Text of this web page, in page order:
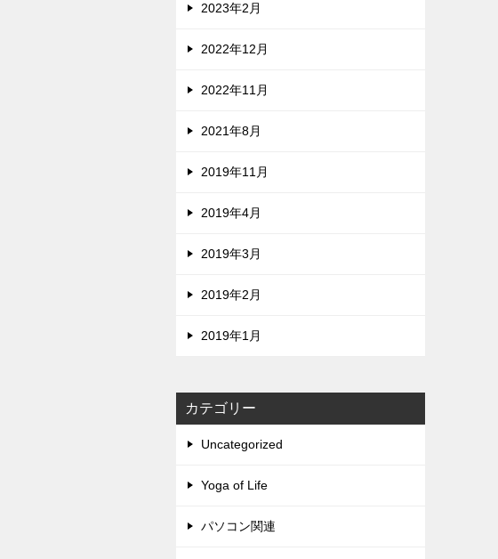
2023年2月
2022年12月
2022年11月
2021年8月
2019年11月
2019年4月
2019年3月
2019年2月
2019年1月
カテゴリー
Uncategorized
Yoga of Life
パソコン関連